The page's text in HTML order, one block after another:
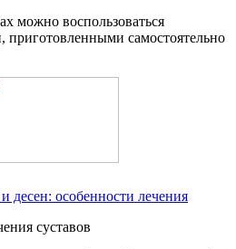
можно воспользоваться
приготовленными самостоятельно
десен: особенности лечения